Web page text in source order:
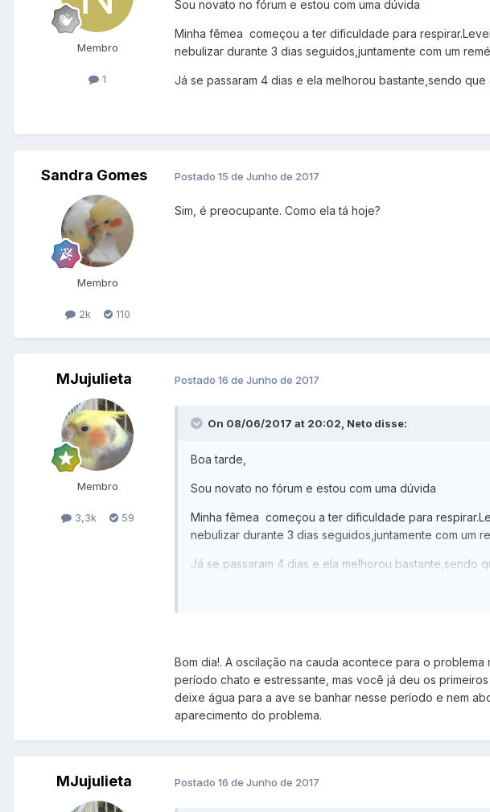
Membro
1
Sou novato no fórum e estou com uma dúvida
Minha fêmea começou a ter dificuldade para
nebulizar durante 3 dias seguidos,juntamente com um
Já se passaram 4 dias e ela melhorou bastante,sendo
Sandra Gomes
Membro
2k 110
Postado 15 de Junho de 2017
Sim, é preocupante. Como ela tá hoje?
MJujulieta
Membro
3,3k 59
Postado 16 de Junho de 2017
On 08/06/2017 at 20:02, Neto disse:
Boa tarde,
Sou novato no fórum e estou com uma dúvida
Minha fêmea começou a ter dificuldade para
nebulizar durante 3 dias seguidos,juntamente com um
Já se passaram 4 dias e ela melhorou
Bom dia!. A oscilação na cauda acontece para o
período chato e estressante, mas você já deu os
deixe água para a ave se banhar nesse período e nem
aparecimento do problema.
MJujulieta Postado 16 de Junho de 2017